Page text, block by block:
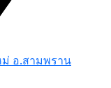
ม่ อ.สามพราน